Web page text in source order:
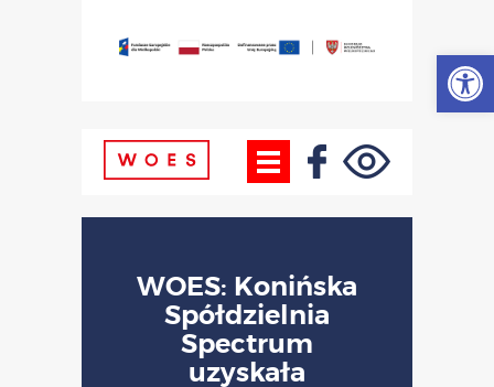
WOES: Konińska
Spółdzielnia
Spectrum
uzyskała